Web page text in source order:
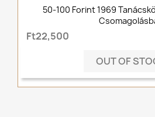
50-100 Forint 1969
Ft22,500
OUT OF